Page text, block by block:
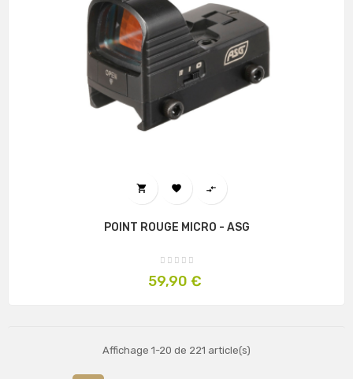
  
POINT ROUGE MICRO - ASG
Prix
59,90 €
Affichage 1-20 de 221 article(s)